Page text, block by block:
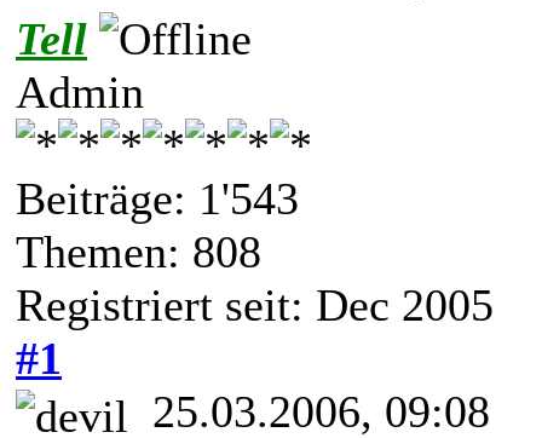
Tell
Admin
Beiträge: 1'543
Themen: 808
Registriert seit: Dec 2005
#1
25.03.2006, 09:08